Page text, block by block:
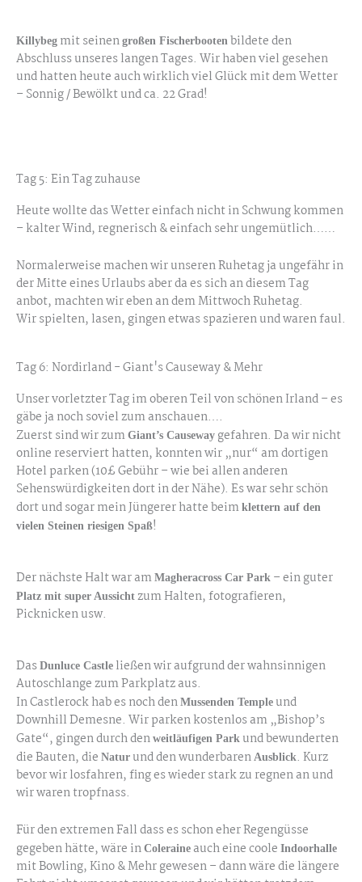
Killybeg mit seinen großen Fischerbooten bildete den
Abschluss unseres langen Tages. Wir haben viel gesehen
und hatten heute auch wirklich viel Glück mit dem Wetter
– Sonnig / Bewölkt und ca. 22 Grad!
Tag 5: Ein Tag zuhause
Heute wollte das Wetter einfach nicht in Schwung kommen
– kalter Wind, regnerisch & einfach sehr ungemütlich……
Normalerweise machen wir unseren Ruhetag ja ungefähr in
der Mitte eines Urlaubs aber da es sich an diesem Tag
anbot, machten wir eben an dem Mittwoch Ruhetag.
Wir spielten, lasen, gingen etwas spazieren und waren faul.
Tag 6: Nordirland - Giant's Causeway & Mehr
Unser vorletzter Tag im oberen Teil von schönen Irland – es
gäbe ja noch soviel zum anschauen….
Zuerst sind wir zum Giant’s Causeway gefahren. Da wir nicht
online reserviert hatten, konnten wir „nur“ am dortigen
Hotel parken (10£ Gebühr – wie bei allen anderen
Sehenswürdigkeiten dort in der Nähe). Es war sehr schön
dort und sogar mein Jüngerer hatte beim klettern auf den
vielen Steinen riesigen Spaß!
Der nächste Halt war am Magheracross Car Park – ein guter
Platz mit super Aussicht zum Halten, fotografieren,
Picknicken usw.
Das Dunluce Castle ließen wir aufgrund der wahnsinnigen
Autoschlange zum Parkplatz aus.
In Castlerock hab es noch den Mussenden Temple und
Downhill Demesne. Wir parken kostenlos am „Bishop’s
Gate“, gingen durch den weitläufigen Park und bewunderten
die Bauten, die Natur und den wunderbaren Ausblick. Kurz
bevor wir losfahren, fing es wieder stark zu regnen an und
wir waren tropfnass.
Für den extremen Fall dass es schon eher Regengüsse
gegeben hätte, wäre in Coleraine auch eine coole Indoorhalle
mit Bowling, Kino & Mehr gewesen – dann wäre die längere